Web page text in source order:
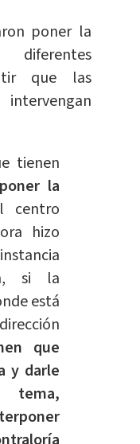
poner la
que las
tienen
la
centro
hizo
si la
está
que
y darle
tema,